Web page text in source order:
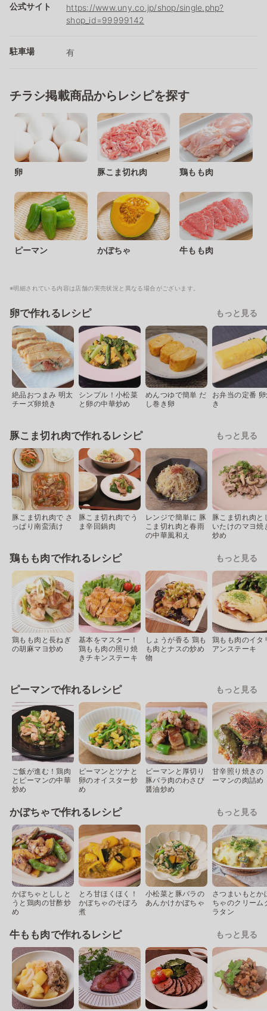
公式サイト
https://www.uny.co.jp/shop/single.php?
shop_id=99999142
駐車場 有
チラシ掲載商品からレシピを探す
卵 豚こま切れ肉 鶏もも肉
ピーマン かぼちゃ 牛もも肉
※明細されている内容は店舗の実売状況と異なる場合がございます。
卵で作れるレシピ もっと見る
絶品おつまみ 明太
チーズ卵焼き
シンプル！小松菜
と卵の中華炒め
めんつゆで簡単 だ
し巻き卵
お弁当の定番
き
豚こま切れ肉で作れるレシピ もっと見る
豚こま切れ肉で さ
っぱり南蛮漬け
豚こま切れ肉でう
ま辛回鍋肉
レンジで簡単に 豚
こま切れ肉と春雨
の中華風和え
豚こま切れ肉と
いたけのマヨ焼
炒め
鶏もも肉で作れるレシピ もっと見る
鶏もも肉と長ねぎ
の胡麻マヨ炒め
基本をマスター！
鶏もも肉の照り焼
きチキンステーキ
しょうが香る 鶏も
も肉とナスの炒め
物
鶏もも肉のイタ
アンステーキ
ピーマンで作れるレシピ もっと見る
ご飯が進む！鶏肉
とピーマンの中華
炒め
ピーマンとツナと
卵のオイスター炒
め
ピーマンと厚切り
豚バラ肉のわさび
醤油炒め
甘辛照り焼きの
ーマンの肉詰め
かぼちゃで作れるレシピ もっと見る
かぼちゃとししと
うと鶏肉の甘酢炒
め
とろ甘ほくほく！
かぼちゃのそぼろ
煮
小松菜と豚バラの
あんかけかぼちゃ
さつまいもとか
ちゃのクリーム
ラタン
牛もも肉で作れるレシピ もっと見る